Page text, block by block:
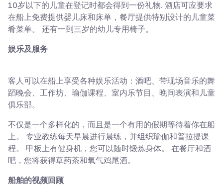
10岁以下的儿童在登记时都会得到一份礼物. 酒店可应要求
在船上免费提供婴儿床和床单，餐厅提供特别设计的儿童菜
肴菜单。 还有一到三岁的幼儿专用椅子。
娱乐及服务
客人可以在船上享受各种娱乐活动：酒吧、带现场音乐的舞
蹈晚会、工作坊、瑜伽课程、室内乐节目、晚间表演和儿童
俱乐部。
不仅是一个多样化的，而且是一个有用的假期等待着你在船
上。 专业教练每天早晨进行晨练，并组织瑜伽和普拉提课
程。 甲板上有健身机，您可以随时锻炼身体。 在餐厅和酒
吧，您将获得草药茶和氧气鸡尾酒。
船舶的视频回顾